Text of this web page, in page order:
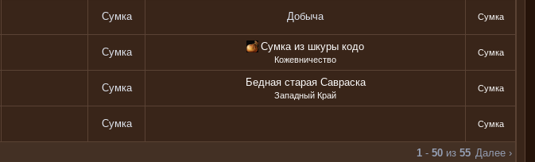
Сумка Добыча Сумка
Сумка Сумка из шкуры кодо
Кожевничество
Сумка
Сумка Бедная старая Савраска
Западный Край
Сумка
Сумка Сумка
1- 50из 55 Далее ›